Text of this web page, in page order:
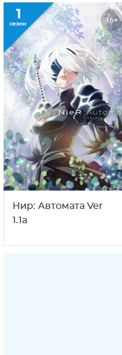
1
сезон 16+
Нир: Автомата Ver
1.1a